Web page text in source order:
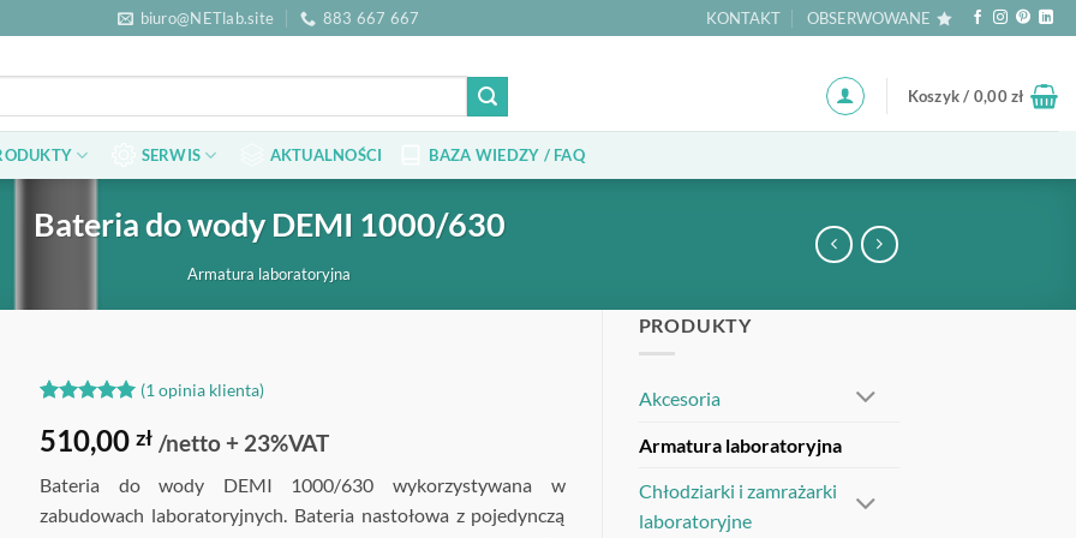
biuro@NETlab.site 883 667 667 KONTAKT OBSERWOWANE
Koszyk / 0,00zł
SERWIS AKTUALNOŚCI BAZA WIEDZY / FAQ
Bateria do wody DEMI 1000/630
Armatura laboratoryjna
PRODUKTY
Akcesoria
Armatura laboratoryjna
Chłodziarki i zamrażarki
laboratoryjne
na 5 na
podstawie
oceny
klienta
(1 opinia klienta)
510,00 zł /netto + 23%VAT
Bateria do wody DEMI 1000/630 wykorzystywana w
zabudowach laboratoryjnych. Bateria nastołowa z pojedynczą